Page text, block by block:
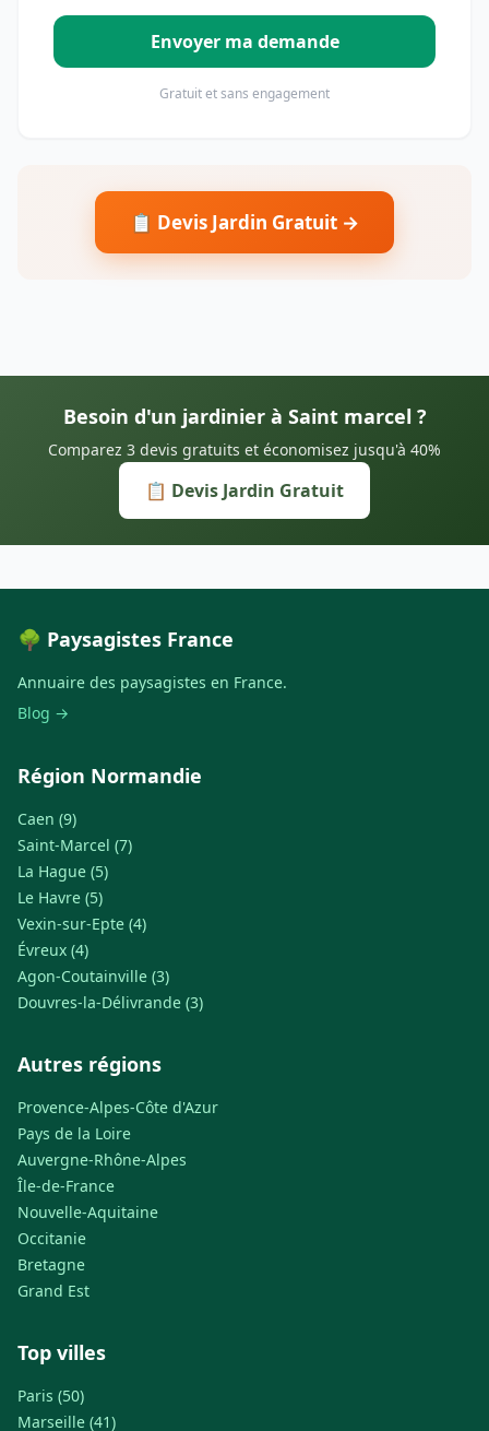
Envoyer ma demande
Gratuit et sans engagement
📋 Devis Jardin Gratuit →
Besoin d'un jardinier à Saint marcel ?
Comparez 3 devis gratuits et économisez jusqu'à 40%
📋 Devis Jardin Gratuit
🌳 Paysagistes France
Annuaire des paysagistes en France.
Blog →
Région Normandie
Caen (9)
Saint-Marcel (7)
La Hague (5)
Le Havre (5)
Vexin-sur-Epte (4)
Évreux (4)
Agon-Coutainville (3)
Douvres-la-Délivrande (3)
Autres régions
Provence-Alpes-Côte d'Azur
Pays de la Loire
Auvergne-Rhône-Alpes
Île-de-France
Nouvelle-Aquitaine
Occitanie
Bretagne
Grand Est
Top villes
Paris (50)
Marseille (41)